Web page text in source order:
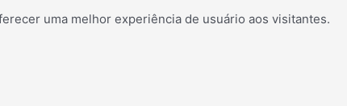
uma melhor experiência de usuário aos visitantes.